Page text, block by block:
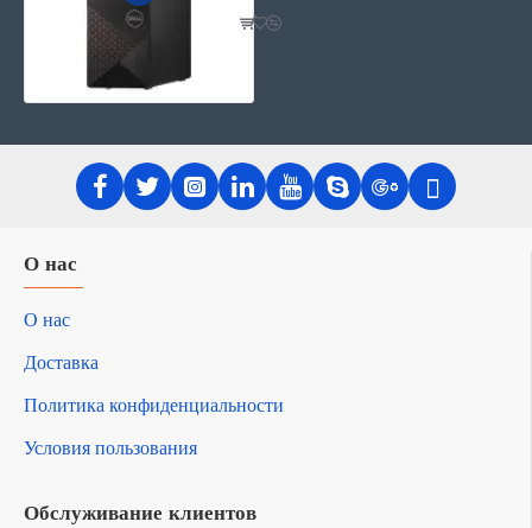
О нас
О нас
Доставка
Политика конфиденциальности
Условия пользования
Обслуживание клиентов